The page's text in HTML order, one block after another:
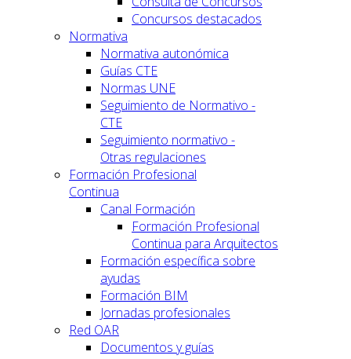
Concursos destacados
Normativa
Normativa autonómica
Guías CTE
Normas UNE
Seguimiento de Normativo -
CTE
Seguimiento normativo -
Otras regulaciones
Formación Profesional
Continua
Canal Formación
Formación Profesional
Continua para Arquitectos
Formación específica sobre
ayudas
Formación BIM
Jornadas profesionales
Red OAR
Documentos y guías